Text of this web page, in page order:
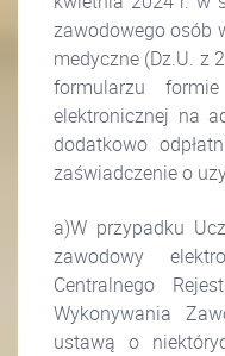
zawodowego osób
medyczne (Dz.U. z
formularzu
elektronicznej na
dodatkowo
zaświadczenie o
a)W przypadku
zawodowy
Centralnego
Wykonywania
ustawą o